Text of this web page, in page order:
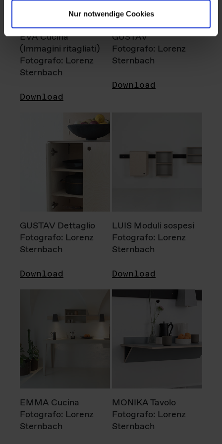
Nur notwendige Cookies
EVA Cucina
(Immagini ritagliati)
Fotografo: Lorenz
Sternbach
Download
GUSTAV
Fotografo: Lorenz
Sternbach
Download
GUSTAV Dettaglio
Fotografo: Lorenz
Sternbach
Download
LUIS Moduli sospesi
Fotografo: Lorenz
Sternbach
Download
EMMA Cucina
Fotografo: Lorenz
Sternbach
MONIKA Tavolo
Fotografo: Lorenz
Sternbach